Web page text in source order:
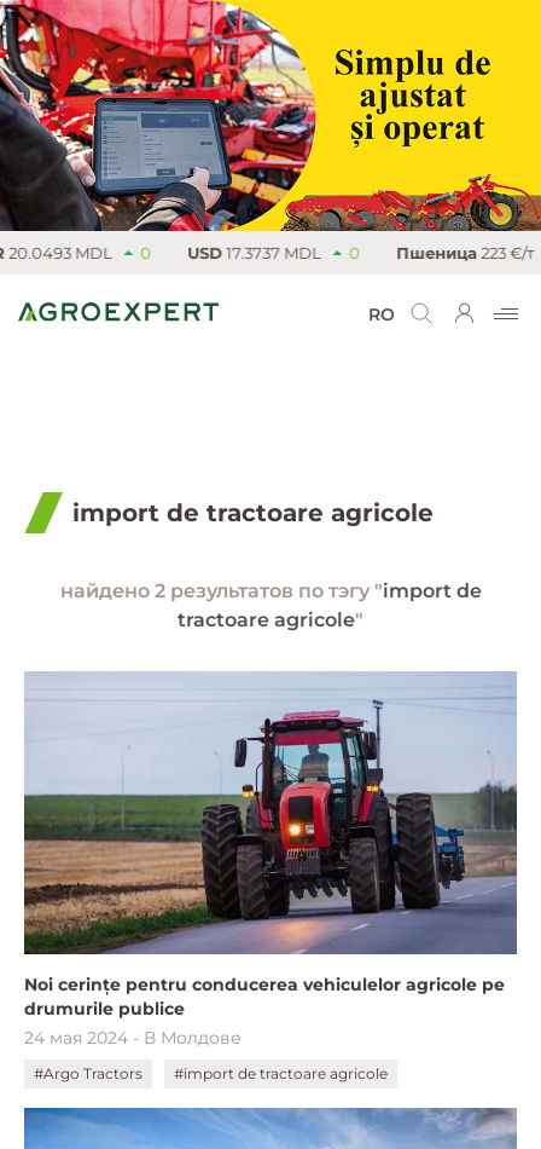
MDL 0 USD17.3737 MDL 0 Пшеница223 €/т
RO
import de tractoare agricole
найдено 2 результатов по тэгу "import de
tractoare agricole"
Noi cerințe pentru conducerea vehiculelor agricole pe
drumurile publice
24 мая 2024 - В Молдове
#Argo Tractors #import de tractoare agricole